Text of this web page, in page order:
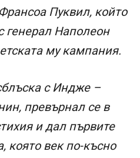
Пуквил, който
генерал Наполеон
му кампания.
с Индже –
превърнал се в
и дал първите
която век по-късно